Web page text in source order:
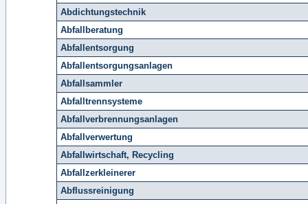
Abdichtungstechnik
Abfallberatung
Abfallentsorgung
Abfallentsorgungsanlagen
Abfallsammler
Abfalltrennsysteme
Abfallverbrennungsanlagen
Abfallverwertung
Abfallwirtschaft, Recycling
Abfallzerkleinerer
Abflussreinigung